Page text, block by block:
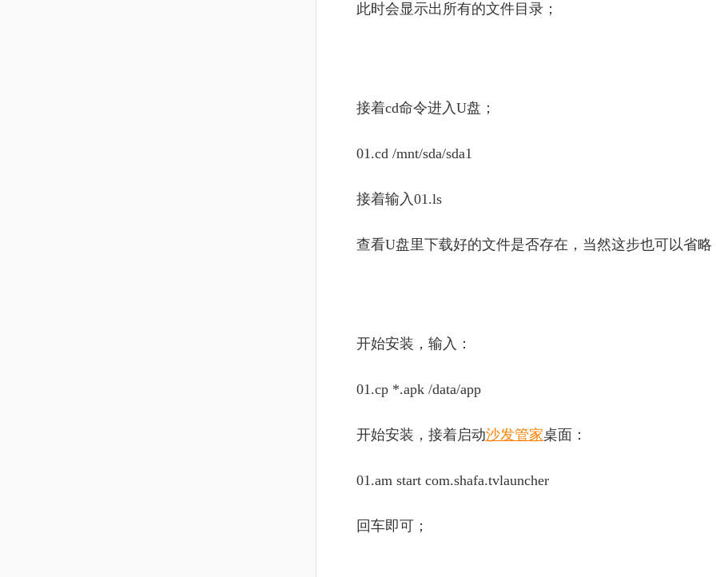
此时会显示出所有的文件目录；
接着cd命令进入U盘；
01.cd /mnt/sda/sda1
接着输入01.ls
查看U盘里下载好的文件是否存在，当然这步也可以省略
开始安装，输入：
01.cp *.apk /data/app
开始安装，接着启动沙发管家桌面：
01.am start com.shafa.tvlauncher
回车即可；